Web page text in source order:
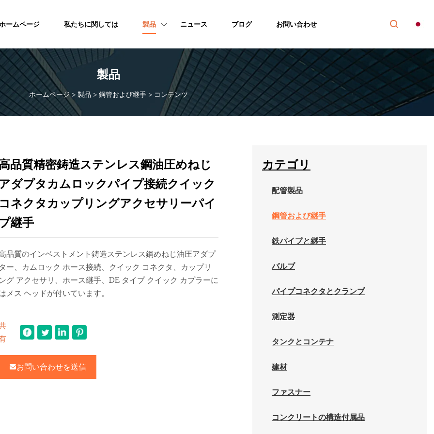
ームページ 私たちに関しては 製品 ニュース ブログ お問い合わせ
製品
ホームページ> 製品 > 鋼管および継手 > コンテンツ
品質精密鋳造ステンレス鋼油圧めねじ
ダプタカムロックパイプ接続クイック
ネクタカップリングアクセサリーパイ
継手
品質のインベストメント鋳造ステンレス鋼めねじ油圧アダプ
ー、カムロック ホース接続、クイック コネクタ、カップリ
グ アクセサリ、ホース継手、DE タイプ クイック カプラーに
メス ヘッドが付いています。
お問い合わせを送信
カテゴリ
配管製品
鋼管および継手
鉄パイプと継手
バルブ
パイプコネクタとクランプ
測定器
タンクとコンテナ
建材
ファスナー
コンクリートの構造付属品